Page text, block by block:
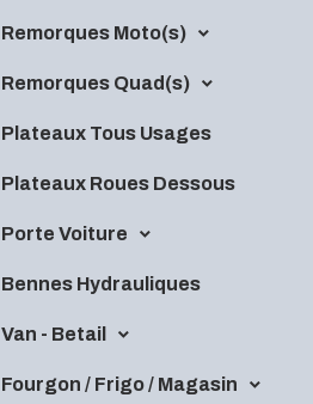
Remorques Moto(s)
Remorques Quad(s)
Plateaux Tous Usages
Plateaux Roues Dessous
Porte Voiture
Bennes Hydrauliques
Van - Betail
Fourgon / Frigo / Magasin